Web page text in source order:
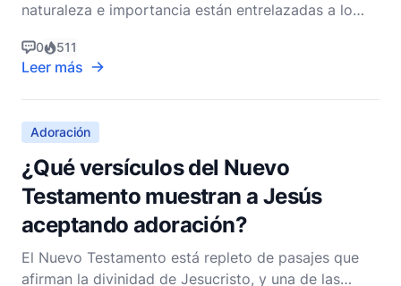
naturaleza e importancia están entrelazadas a lo
Apocalipsis. Como pastor cristiano no
denominacional, es esencial entender la adoración
no meramente como un acto ritualista, sino como
una expresión profun
0 511
Leer más
Adoración
¿Qué versículos del Nuevo
Testamento muestran a Jesús
aceptando adoración?
El Nuevo Testamento está repleto de pasajes que
afirman la divinidad de Jesucristo, y una de las